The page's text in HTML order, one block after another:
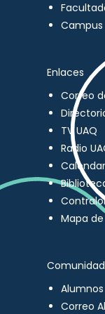
Campus
Enlaces
Correo
TV UAQ
Radio
Mapa
Alumnos
Correo